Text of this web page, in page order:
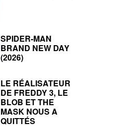
SPIDER-MAN
BRAND NEW DAY
(2026)
LE RÉALISATEUR
DE FREDDY 3, LE
BLOB ET THE
MASK NOUS A
QUITTÉS